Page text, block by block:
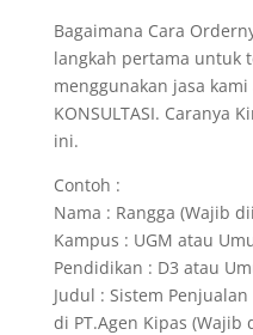
Bagaimana Cara
langkah pertama untuk
menggunakan jasa
KONSULTASI. Caranya
ini.
Contoh :
Nama : Rangga (Wajib
Kampus : UGM atau
Pendidikan : D3 atau
Judul : Sistem
di PT.Agen Kipas